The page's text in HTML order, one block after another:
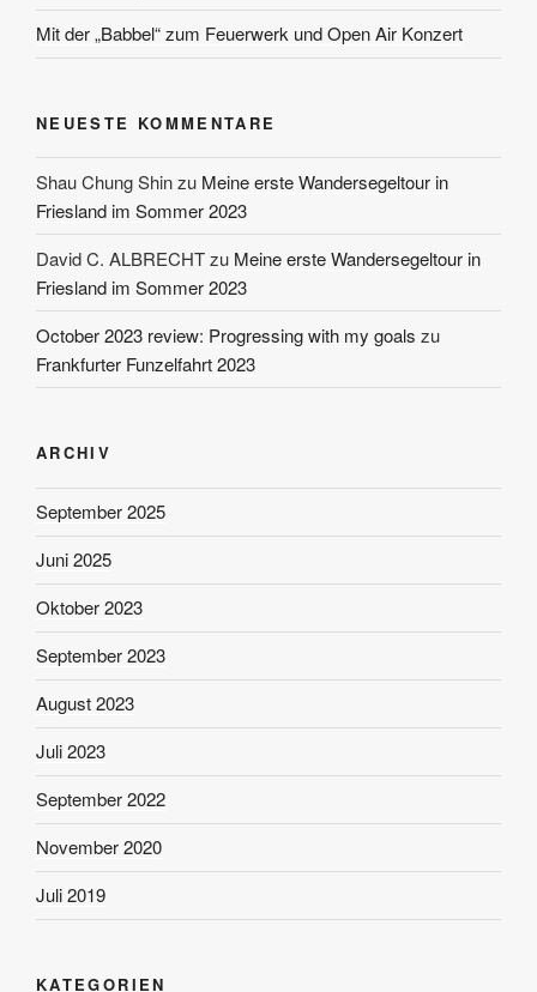
Mit der „Babbel“ zum Feuerwerk und Open Air Konzert
NEUESTE KOMMENTARE
Shau Chung Shinzu Meine erste Wandersegeltour in
Friesland im Sommer 2023
David C. ALBRECHTzu Meine erste Wandersegeltour in
Friesland im Sommer 2023
October 2023 review: Progressing with my goals zu
Frankfurter Funzelfahrt 2023
ARCHIV
September 2025
Juni 2025
Oktober 2023
September 2023
August 2023
Juli 2023
September 2022
November 2020
Juli 2019
KATEGORIEN